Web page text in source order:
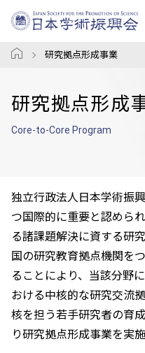
研究拠点形成事業
研究拠点形成
Core-to-Core Program
独立行政法人日本学術振
つ国際的に重要と認めら
る諸課題解決に資する研
国の研究教育拠点機関を
ることにより、当該分野
おける中核的な研究交流
核を担う若手研究者の育
り研究拠点形成事業を実施